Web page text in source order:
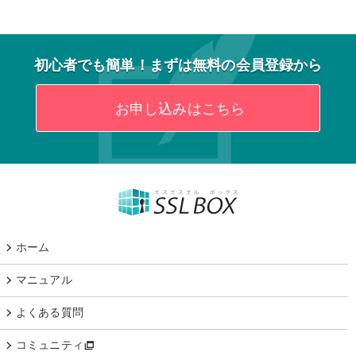
初心者でも簡単！まずは無料の会員登録から
お申し込みはこちら
ホーム
マニュアル
よくある質問
コミュニティ